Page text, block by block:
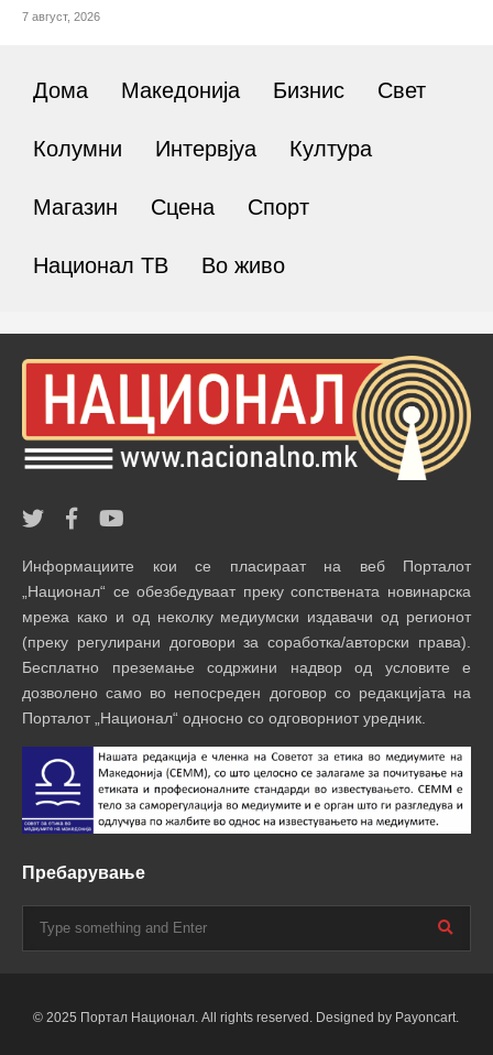
7 август, 2026
Дома Македонија Бизнис Свет
Колумни Интервјуа Култура
Магазин Сцена Спорт
Национал ТВ Во живо
Информациите кои се пласираат на веб Порталот
„Национал“ се обезбедуваат преку сопствената новинарска
мрежа како и од неколку медиумски издавачи од регионот
(преку регулирани договори за соработка/авторски права).
Бесплатно преземање содржини надвор од условите е
дозволено само во непосреден договор со редакцијата на
Порталот „Национал“ односно со одговорниот уредник.
Пребарување
© 2025 Портал Национал. All rights reserved. Designed by Payoncart.